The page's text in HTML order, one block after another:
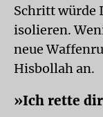
Schritt würde
isolieren.
neue
Hisbollah an.
»Ich rette